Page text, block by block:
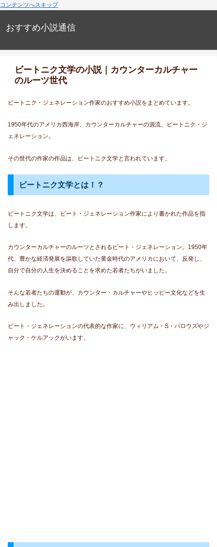
コンテンツへスキップ
おすすめ小説通信
ビートニク文学の小説｜カウンターカルチャー
のルーツ世代
ビートニク・ジェネレーション作家のおすすめ小説をまとめています。
1950年代のアメリカ西海岸、カウンターカルチャーの源流、ビートニク・ジ
ェネレーション。
その世代の作家の作品は、ビートニク文学と言われています。
ビートニク文学とは！？
ビートニク文学は、ビート・ジェネレーション作家により書かれた作品を指
します。
カウンターカルチャーのルーツとされるビート・ジェネレーション。1950年
代、豊かな経済発展を謳歌していた黄金時代のアメリカにおいて、反発し、
自分で自分の人生を決めることを求めた若者たちがいました。
そんな若者たちの運動が、カウンター・カルチャーやヒッピー文化などを生
み出しました。
ビート・ジェネレーションの代表的な作家に、ウィリアム・S・バロウズやジ
ャック・ケルアックがいます。